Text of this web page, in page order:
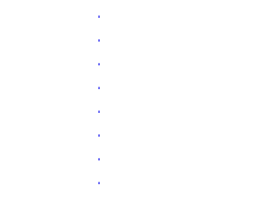
.
.
.
.
.
.
.
.